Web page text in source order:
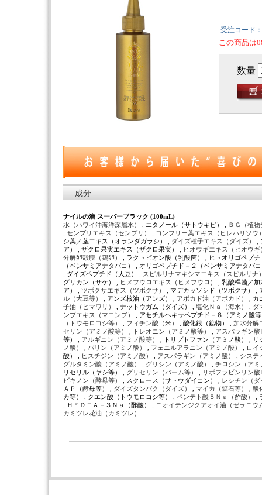
受注コード：
この商品は
数量
成分
ナイルの滴 スーパーブラック (100mL)
水（ハワイ沖海洋深層水）
, エタノール（サトウキビ） ,
ＢＧ（植
センブリエキス（センブリ）
コンフリー葉エキス（ヒレハリソウ
シ葉／茎エキス（オランダガラシ） ,
ダイズ種子エキス（ダイズ）
ア） , ザクロ果実エキス（ザクロ果実） ,
ヒオウギエキス（ヒオウ
分解卵殻膜（鶏卵）
, ラクトビオン酸（乳酸菌） , ヒトオリゴペプ
（ベンサミアナタバコ） , オリゴペプチド－２（ベンサミアナタバ
, ダイズペプチド（大豆） ,
スピルリナマキシマエキス（スピルリナ
グリカン（サケ） ,
ヒメフウロエキス（ヒメフウロ）
, 乳酸桿菌／
ア） ,
ツボクサエキス（ツボクサ）
, マデカッソシド（ツボクサ）
ル（大豆等）
, アンズ核油（アンズ） , アボカド油（アボカド）
,
子油（ヒマワリ）
, ナットウガム（ダイズ） , 塩化Ｎａ（海水）
ダ
ンブエキス（マコンブ）
, アセチルヘキサペプチド－８（アミノ酸
（トウモロコシ等）
フィチン酸（米） , 酸化銀（鉱物） , 加水分解
セリン（アミノ酸等）
トレオニン（アミノ酸等）
アスパラギン
等） ,
アルギニン（アミノ酸等）
, トリプトファン（アミノ酸） ,
ノ酸）
バリン（アミノ酸） フェニルアラニン（アミノ酸）
ロイ
酸） ,
ヒスチジン（アミノ酸） アスパラギン（アミノ酸）
システ
グルタミン酸（アミノ酸）
グリシン（アミノ酸）
チロシン（ア
リセリル（ヤシ等） ,
グリセリン（パーム等）
リボフラビンリン
ビキノン（酵母等）
, スクロース（サトウダイコン） ,
レシチン（
ＡＰ（酵母等） ,
ダイズタンパク（ダイズ） マイカ（鉱石等）
酸
カ等） , クエン酸（トウモロコシ等） , ペンテト酸５Ｎａ（酢酸）
, ＨＥＤＴＡ－３Ｎａ（酢酸） ,
ニオイテンジクアオイ油（ゼラニウ
カミツレ花油（カミツレ）